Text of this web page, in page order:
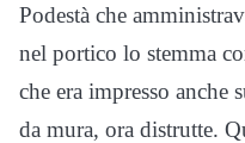
Podestà che
nel portico lo stemma
che era impresso
da mura, ora distrutte.